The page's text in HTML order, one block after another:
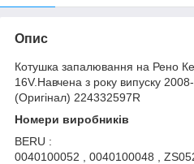
Опис
Котушка запалювання на Рено
16V.Навчена з року випуску
(Оригінал) 224332597R
Номери виробників
BERU :
0040100052 , 0040100048 ,